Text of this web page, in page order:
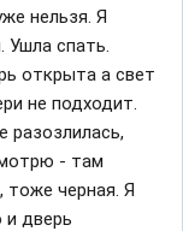
нельзя. Я
Ушла спать.
открыта а свет
не подходит.
разозлилась,
- там
тоже черная. Я
и дверь